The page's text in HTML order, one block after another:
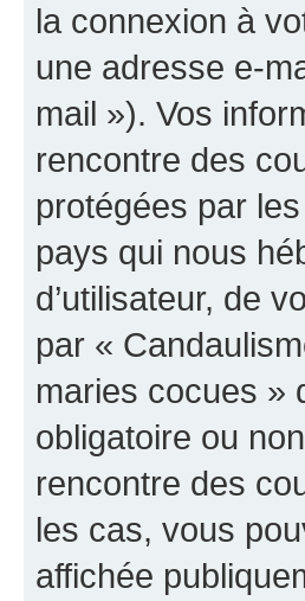
la connexion à
une adresse e-
mail »). Vos
rencontre des
protégées par
pays qui nous
d’utilisateur, de
par «
maries cocues »
obligatoire ou
rencontre des
les cas, vous
affichée